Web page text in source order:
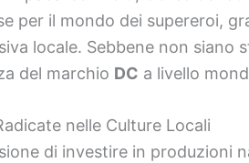
per il mondo dei supereroi,
locale. Sebbene non
del marchio DC a livello
nelle Culture Locali
di investire in produzioni